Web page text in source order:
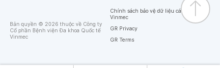
Bản quyền © 2026 thuộc về Công ty
Cổ phần Bệnh viện Đa khoa Quốc tế
Vinmec
Chính sách bảo vệ dữ liệu cá nhân của
Vinmec
GR Privacy
GR Terms